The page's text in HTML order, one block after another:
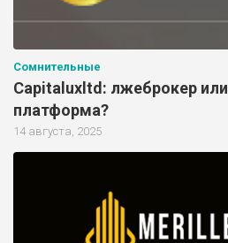
Сомнительные
Capitaluxltd: лжеброкер
платформа?
14 августа, 2025